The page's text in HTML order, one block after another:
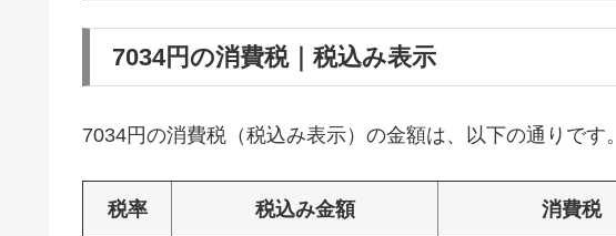
7034円の消費税｜税込み表示
7034円の消費税（税込み表示）の金額は、以下の通りです。
税率 税込み金額 消費税